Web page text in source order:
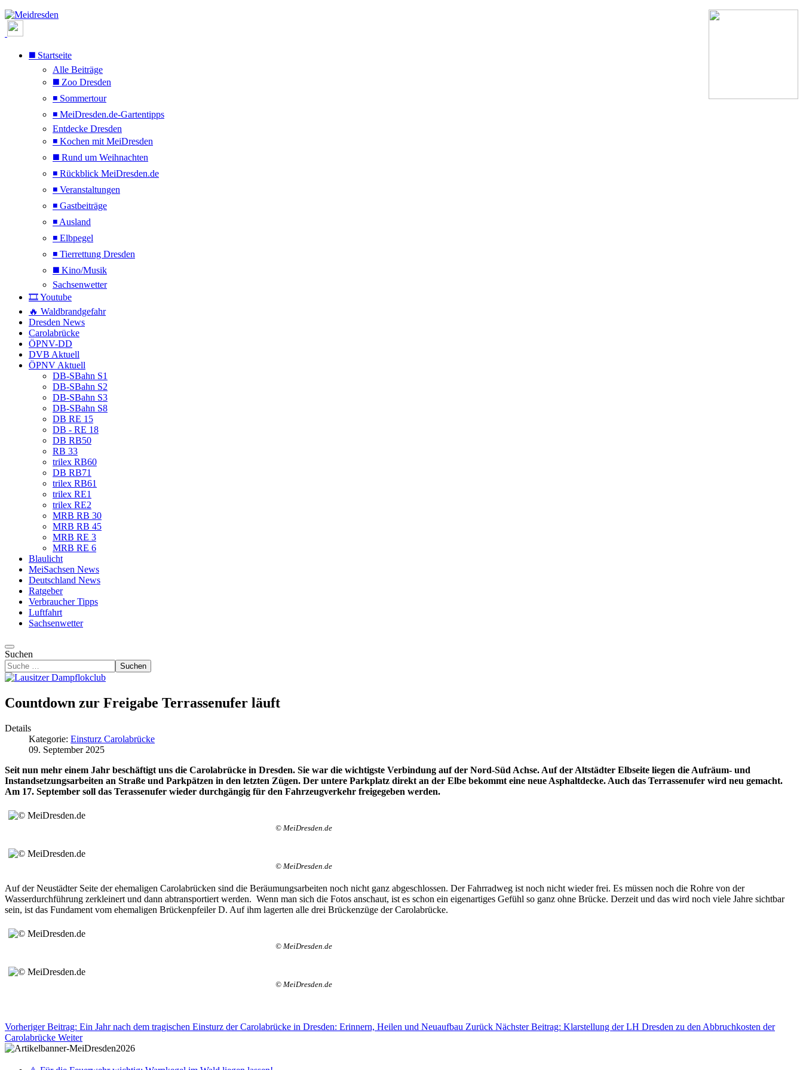
◼️ Startseite
Alle Beiträge
◼️ Zoo Dresden
◾ Sommertour
◾ MeiDresden.de-Gartentipps
Entdecke Dresden
◾ Kochen mit MeiDresden
◼️ Rund um Weihnachten
◾ Rückblick MeiDresden.de
◾ Veranstaltungen
◾ Gastbeiträge
◾ Ausland
◾ Elbpegel
◾ Tierrettung Dresden
◼️ Kino/Musik
Sachsenwetter
🎞️ Youtube
🔥 Waldbrandgefahr
Dresden News
Carolabrücke
ÖPNV-DD
DVB Aktuell
ÖPNV Aktuell
DB-SBahn S1
DB-SBahn S2
DB-SBahn S3
DB-SBahn S8
DB RE 15
DB - RE 18
DB RB50
RB 33
trilex RB60
DB RB71
trilex RB61
trilex RE1
trilex RE2
MRB RB 30
MRB RB 45
MRB RE 3
MRB RE 6
Blaulicht
MeiSachsen News
Deutschland News
Ratgeber
Verbraucher Tipps
Luftfahrt
Sachsenwetter
Suchen
Suchen
Countdown zur Freigabe Terrassenufer läuft
Details
Kategorie: Einsturz Carolabrücke
09. September 2025
Seit nun mehr einem Jahr beschäftigt uns die Carolabrücke in Dresden. Sie war die wichtigste Verbindung auf der Nord-Süd Achse. Auf der Altstädter Elbseite liegen die Aufräum- und
Instandsetzungsarbeiten an Straße und Parkpätzen in den letzten Zügen. Der untere Parkplatz direkt an der Elbe bekommt eine neue Asphaltdecke. Auch das Terrassenufer wird neu gemacht.
Am 17. September soll das Terassenufer wieder durchgängig für den Fahrzeugverkehr freigegeben werden.
© MeiDresden.de
© MeiDresden.de
Auf der Neustädter Seite der ehemaligen Carolabrücken sind die Beräumungsarbeiten noch nicht ganz abgeschlossen. Der Fahrradweg ist noch nicht wieder frei. Es müssen noch die Rohre von der
Wasserdurchführung zerkleinert und dann abtransportiert werden. Wenn man sich die Fotos anschaut, ist es schon ein eigenartiges Gefühl so ganz ohne Brücke. Derzeit und das wird noch viele Jahre sichtbar
sein, ist das Fundament vom ehemaligen Brückenpfeiler D. Auf ihm lagerten alle drei Brückenzüge der Carolabrücke.
© MeiDresden.de
© MeiDresden.de
Vorheriger Beitrag: Ein Jahr nach dem tragischen Einsturz der Carolabrücke in Dresden: Erinnern, Heilen und Neuaufbau Zurück Nächster Beitrag: Klarstellung der LH Dresden zu den Abbruchkosten der
Carolabrücke Weiter